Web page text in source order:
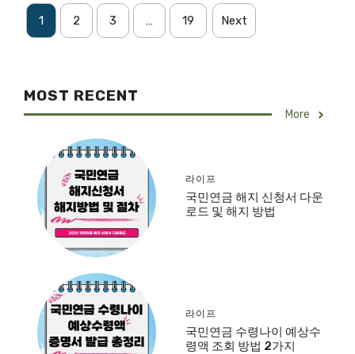
1 2 3 … 19 Next
MOST RECENT
More
라이프
국민연금 해지 신청서 다운
로드 및 해지 방법
라이프
국민연금 수령나이 예상수
령액 조회 방법 2가지